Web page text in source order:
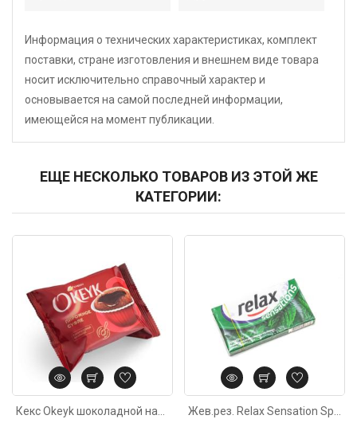
Информация о технических характеристиках, комплект
поставки, стране изготовления и внешнем виде товара
носит исключительно справочный характер и
основывается на самой последней информации,
имеющейся на момент публикации.
ЕЩЕ НЕСКОЛЬКО ТОВАРОВ ИЗ ЭТОЙ ЖЕ
КАТЕГОРИИ: